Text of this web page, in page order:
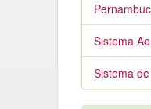
Sistema
Sistema